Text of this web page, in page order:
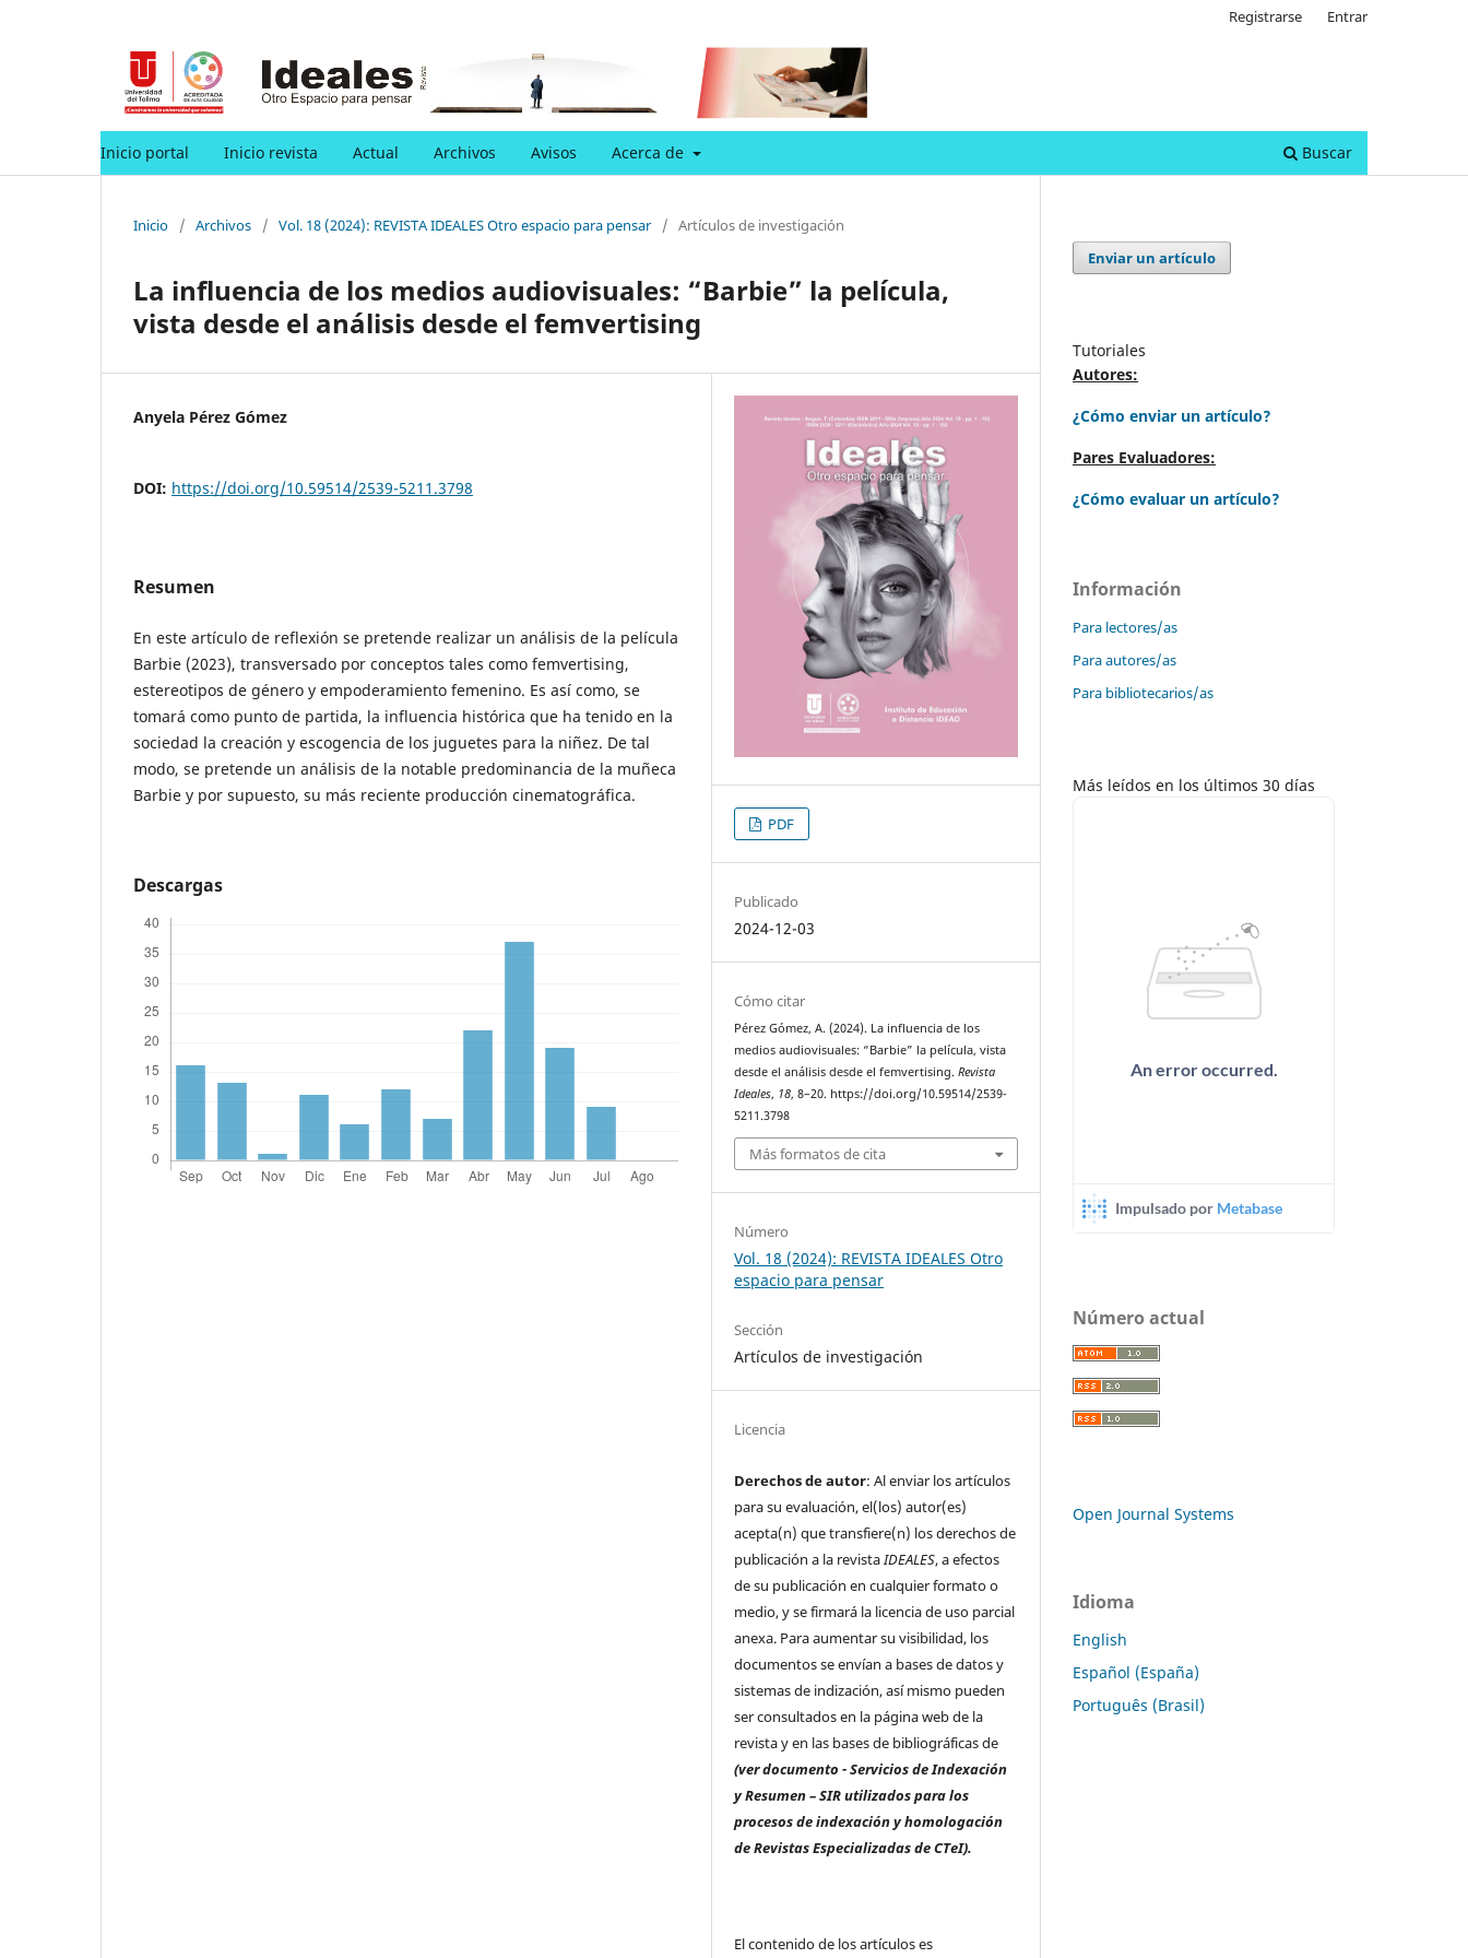
Inicio portal Inicio revista Actual Archivos Avisos Acerca de Buscar
Registrarse Entrar
Inicio / Archivos / Vol. 18 (2024): REVISTA IDEALES Otro espacio para pensar / Artículos de investigación
La influencia de los medios audiovisuales: “Barbie” la película,
vista desde el análisis desde el femvertising
Anyela Pérez Gómez
DOI: https://doi.org/10.59514/2539-5211.3798
Resumen
En este artículo de reflexión se pretende realizar un análisis de la película
Barbie (2023), transversado por conceptos tales como femvertising,
estereotipos de género y empoderamiento femenino. Es así como, se
tomará como punto de partida, la influencia histórica que ha tenido en la
sociedad la creación y escogencia de los juguetes para la niñez. De tal
modo, se pretende un análisis de la notable predominancia de la muñeca
Barbie y por supuesto, su más reciente producción cinematográfica.
Descargas
PDF
Publicado
2024-12-03
Cómo citar
Pérez Gómez, A. (2024). La influencia de los
medios audiovisuales: “Barbie” la película, vista
desde el análisis desde el femvertising.Revista
Ideales, 18, 8–20. https://doi.org/10.59514/2539-
5211.3798
Más formatos de cita
Número
Vol. 18 (2024): REVISTA IDEALES Otro
espacio para pensar
Sección
Artículos de investigación
Licencia
Derechos de autor: Al enviar los artículos
para su evaluación, el(los) autor(es)
acepta(n) que transfiere(n) los derechos de
publicación a la revistaIDEALES, a efectos
de su publicación en cualquier formato o
medio, y se firmará la licencia de uso parcial
anexa. Para aumentar su visibilidad, los
documentos se envían a bases de datos y
sistemas de indización, así mismo pueden
ser consultados en la página web de la
revista y en las bases de bibliográficas de
(ver documento - Servicios de Indexación
y Resumen – SIR utilizados para los
procesos de indexación y homologación
de Revistas Especializadas de CTeI).
El contenido de los artículos es
Enviar un artículo
Tutoriales
Autores:
¿Cómo enviar un artículo?
Pares Evaluadores:
¿Cómo evaluar un artículo?
Información
Para lectores/as
Para autores/as
Para bibliotecarios/as
Más leídos en los últimos 30 días
Número actual
Open Journal Systems
Idioma
English
Español (España)
Português (Brasil)